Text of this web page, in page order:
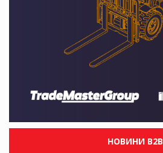
НОВИНИ B2B